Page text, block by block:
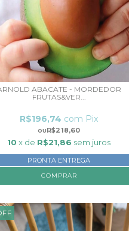
ABACATE - MORDEDOR
FRUTAS&VER...
R$218,60
R$196,74 com Pix
10 x de R$21,86 sem juros
PRONTA ENTREGA